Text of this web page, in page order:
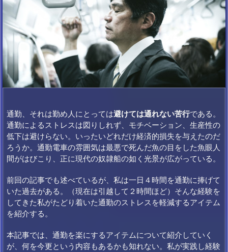
通勤、それは勤め人にとっては避けては通れない苦行である。
通勤によるストレスは図りしれず、モチベーション、生産性の
低下は避けらない。いったいどれだけ経済的損失を与えたのだ
ろうか。通勤電車の雰囲気は最悪で死んだ魚の目をした魚眼人
間がはびこり、正に現代の奴隷船の如く光景が広がっている。
前回の記事でも述べているが、私は一日４時間を通勤に捧げて
いた過去がある。（現在は引越して２時間ほど）そんな経験を
してきた私がたどり着いた通勤のストレスを軽減するアイテム
を紹介する。
本記事では、通勤を楽にするアイテムについて紹介していく
が、何を今更という内容もあるかも知れない。私が実践し経験